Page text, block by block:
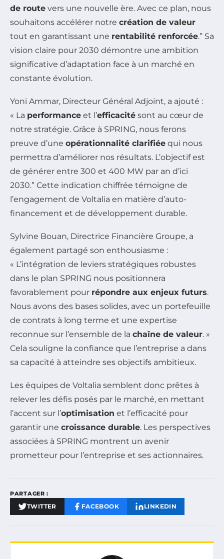
de route vers une nouvelle ère. Avec ce plan, nous
souhaitons accélérer notre création de valeur
tout en garantissant une rentabilité renforcée.” Sa
vision claire pour 2030 démontre une ambition
significative d’adaptation face à un marché en
constante évolution.
Yoni Ammar, Directeur Général Adjoint, a ajouté :
« La performance et l’efficacité sont au cœur de
notre stratégie. Grâce à SPRING, nous ferons
preuve d’une opérationnalité clarifiée qui nous
permettra d’améliorer nos résultats. L’objectif est
de générer entre 300 et 400 MW par an d’ici
2030.” Cette indication chiffrée témoigne de
l’engagement de Voltalia en matière d’auto-
financement et de développement durable.
Sylvine Bouan, Directrice Financière Groupe, a
également partagé son enthousiasme :
« L’intégration de leviers stratégiques robustes
dans le plan SPRING nous positionnera
favorablement pour répondre aux enjeux futurs.
Nous avons des bases solides, avec un portefeuille
de contrats à long terme et une expertise
reconnue sur l’ensemble de la chaîne de valeur. »
Cela souligne la confiance que l’entreprise a dans
sa capacité à atteindre ses objectifs ambitieux.
Les équipes de Voltalia semblent donc prêtes à
relever les défis posés par le marché, en mettant
l’accent sur l’optimisation et l’efficacité pour
garantir une croissance durable. Les perspectives
associées à SPRING montrent un avenir
prometteur pour l’entreprise et ses actionnaires.
PARTAGER :
TWITTER FACEBOOK LINKEDIN